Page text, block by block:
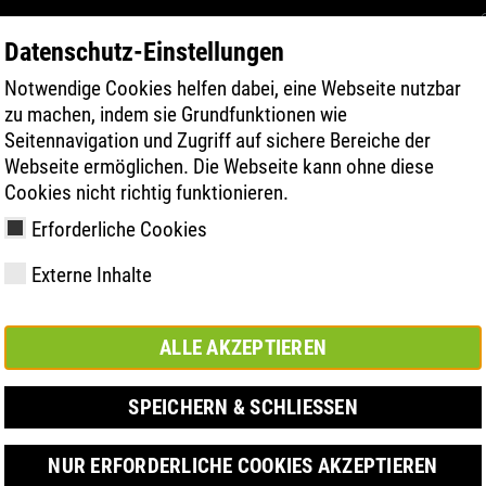
Datenschutz-Einstellungen
Notwendige Cookies helfen dabei, eine Webseite nutzbar
zu machen, indem sie Grundfunktionen wie
Seitennavigation und Zugriff auf sichere Bereiche der
Webseite ermöglichen. Die Webseite kann ohne diese
Cookies nicht richtig funktionieren.
Erforderliche Cookies
Externe Inhalte
ALLE AKZEPTIEREN
SPEICHERN & SCHLIESSEN
NUR ERFORDERLICHE COOKIES AKZEPTIEREN
Tagságok és
partnerségek
TERMÉK KERESÉSE
FAST Series
TECHNOLÓGIA
Anyagi kiemelések
Kapcsolat